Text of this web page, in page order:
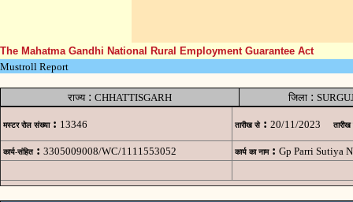
The Mahatma Gandhi National Rural Employment Guarantee Act
Mustroll Report
राज्य: CHHATTISGARH जिला:
मस्टर रोल संख्या : 13346 तारीख से : 20/11/2023 तारीख
कार्य-संहित : 3305009008/WC/1111553052 कार्य का नाम : Gp Parri Sutiya